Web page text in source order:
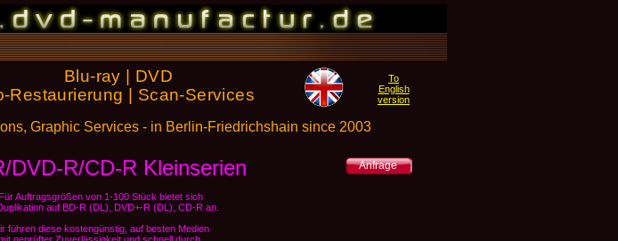
Blu-ray | DVD
Restaurierung | Scan-Services
Graphic Services - in Berlin-Friedrichshain since 2003
To
English
version
DVD-R/CD-R Kleinserien
Für Auftragsgrößen von 1-100 Stück bietet sich
auf BD-R (DL), DVD+-R (DL), CD-R an.
führen diese kostengünstig, auf besten Medien
Anfrage